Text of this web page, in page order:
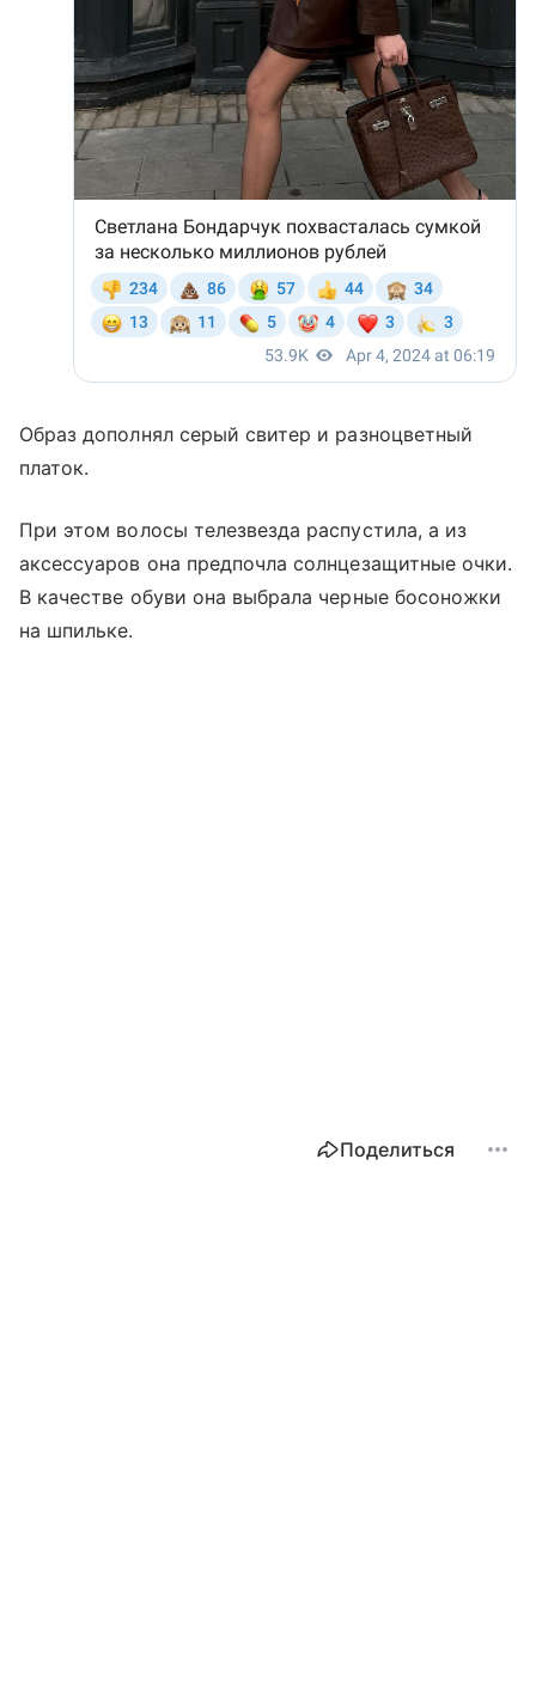
Образ дополнял серый свитер и разноцветный
платок.
При этом волосы телезвезда распустила, а из
аксессуаров она предпочла солнцезащитные очки.
В качестве обуви она выбрала черные босоножки
на шпильке.
Поделиться